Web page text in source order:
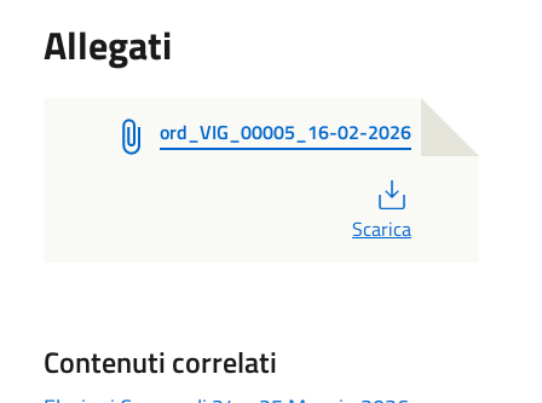
Allegati
ord_VIG_00005_16-02-2026
Scarica
Contenuti correlati